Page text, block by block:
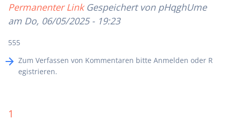
Permanenter Link Gespeichert von pHqghUme
am Do, 06/05/2025 - 19:23
555
Zum Verfassen von Kommentaren bitte Anmelden oder R
egistrieren.
1